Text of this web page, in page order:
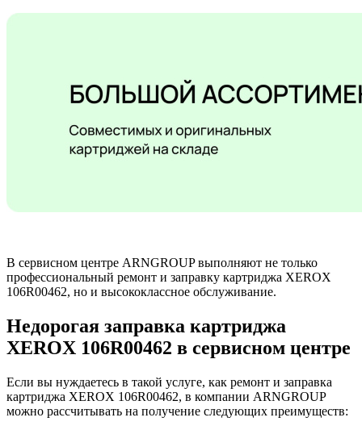
В сервисном центре ARNGROUP выполняют не только
профессиональный ремонт и заправку картриджа XEROX
106R00462, но и высококлассное обслуживание.
Недорогая заправка картриджа
XEROX 106R00462 в сервисном центре
Если вы нуждаетесь в такой услуге, как ремонт и заправка
картриджа XEROX 106R00462, в компании ARNGROUP
можно рассчитывать на получение следующих преимуществ: